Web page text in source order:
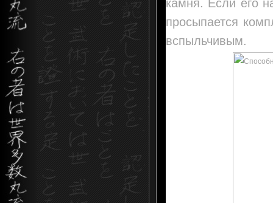
камня. Если его
просыпается
вспыльчивым.